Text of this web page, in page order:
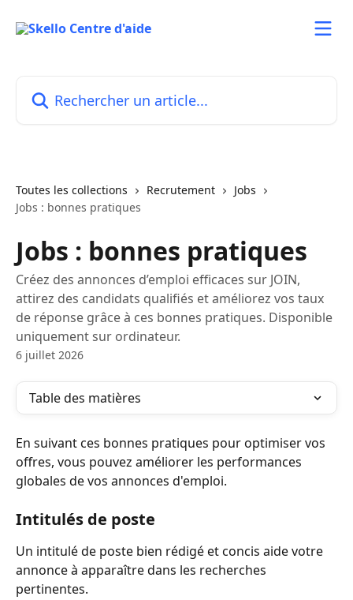
Toutes les collections Recrutement
Jobs
Jobs : bonnes pratiques
Jobs : bonnes pratiques
Créez des annonces d’emploi efficaces sur JOIN,
attirez des candidats qualifiés et améliorez vos taux
de réponse grâce à ces bonnes pratiques. Disponible
uniquement sur ordinateur.
6 juillet 2026
Table des matières
En suivant ces bonnes pratiques pour optimiser vos
offres, vous pouvez améliorer les performances
globales de vos annonces d'emploi.
Intitulés de poste
Un intitulé de poste bien rédigé et concis aide votre
annonce à apparaître dans les recherches
pertinentes.